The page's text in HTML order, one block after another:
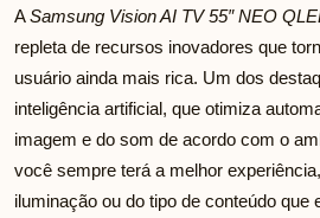
ASamsung Vision AI TV 55″ NEO
repleta de recursos inovadores que
usuário ainda mais rica. Um dos
inteligência artificial, que otimiza
imagem e do som de acordo com o
você sempre terá a melhor
iluminação ou do tipo de conteúdo que